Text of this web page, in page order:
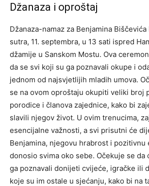
Džanaza i oproštaj
Džanaza-namaz za Benjamina
sutra, 11. septembra, u 13 sati ispred
džamije u Sanskom Mostu. Ova
da se svi koji su ga poznavali okupe i
jednom od najsvjetlijih mladih umova.
se na ovom oproštaju okupiti veliki broj
porodice i članova zajednice, kako bi
slavili njegov život. U ovim trenucima,
esencijalne važnosti, a svi prisutni će
Benjamina, njegovu hrabrost i pozitivnu
donosio svima oko sebe. Očekuje se da
ga poznavali donijeti cvijeće, igračke ili
koje su im ostale u sjećanju, kako bi na